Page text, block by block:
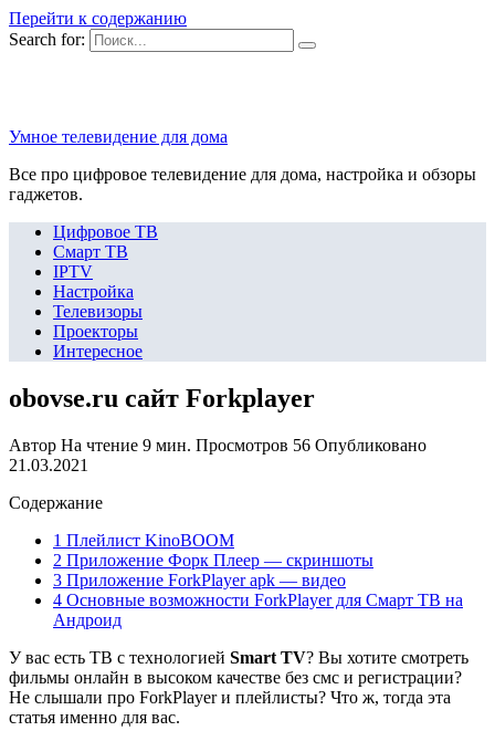
Перейти к содержанию
Search for:
Умное телевидение для дома
Все про цифровое телевидение для дома, настройка и обзоры
гаджетов.
Цифровое ТВ
Смарт ТВ
IPTV
Настройка
Телевизоры
Проекторы
Интересное
obovse.ru сайт Forkplayer
Автор На чтение 9 мин. Просмотров 56 Опубликовано
21.03.2021
Содержание
1 Плейлист KinoBOOM
2 Приложение Форк Плеер — скриншоты
3 Приложение ForkPlayer apk — видео
4 Основные возможности ForkPlayer для Смарт ТВ на
Андроид
У вас есть ТВ с технологией Smart TV? Вы хотите смотреть
фильмы онлайн в высоком качестве без смс и регистрации?
Не слышали про ForkPlayer и плейлисты? Что ж, тогда эта
статья именно для вас.